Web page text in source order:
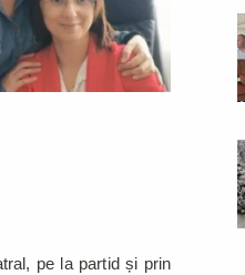
pe la partid și prin